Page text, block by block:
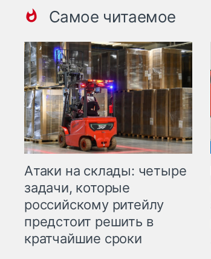
Самое читаемое
Атаки на склады: четыре
задачи, которые
российскому ритейлу
предстоит решить в
кратчайшие сроки